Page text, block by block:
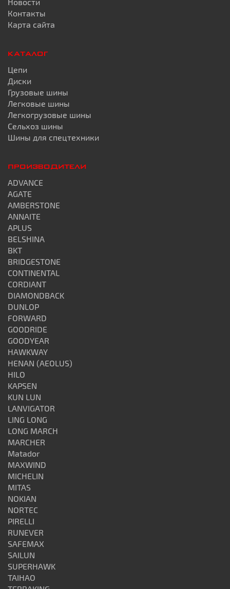
Контакты
Карта сайта
КАТАЛОГ
Цепи
Диски
Грузовые шины
Легковые шины
Легкогрузовые шины
Сельхоз шины
Шины для спецтехники
ПРОИЗВОДИТЕЛИ
ADVANCE
AGATE
AMBERSTONE
ANNAITE
APLUS
BELSHINA
BKT
BRIDGESTONE
CONTINENTAL
CORDIANT
DIAMONDBACK
DUNLOP
FORWARD
GOODRIDE
GOODYEAR
HAWKWAY
HENAN (AEOLUS)
HILO
KAPSEN
KUN LUN
LANVIGATOR
LING LONG
LONG MARCH
MARCHER
Matador
MAXWIND
MICHELIN
MITAS
NOKIAN
NORTEC
PIRELLI
RUNEVER
SAFEMAX
SAILUN
SUPERHAWK
TAIHAO